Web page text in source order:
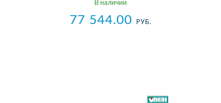
В на­ли­чии
77 544.00 РУБ.